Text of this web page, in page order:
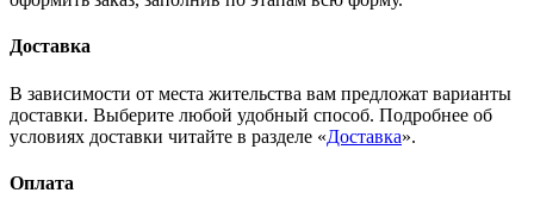
Доставка
В зависимости от места жительства вам предложат варианты
доставки. Выберите любой удобный способ. Подробнее об
условиях доставки читайте в разделе «Доставка».
Оплата